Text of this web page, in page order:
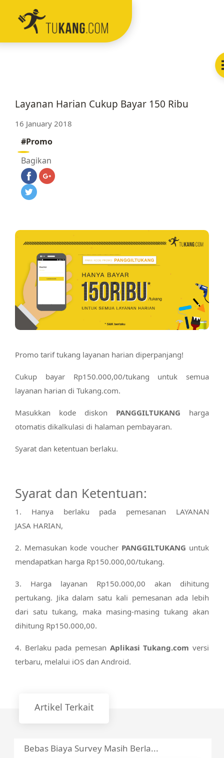
Menu
Testimoni
Blog
Layanan Harian Cukup Bayar 150 Ribu
16 January 2018
#Promo
Bagikan
Promo tarif tukang layanan harian diperpanjang!
Cukup bayar Rp150.000,00/tukang untuk semua
layanan harian di Tukang.com.
Masukkan kode diskon PANGGILTUKANG harga
otomatis dikalkulasi di halaman pembayaran.
Syarat dan ketentuan berlaku.
Syarat dan Ketentuan:
1. Hanya berlaku pada pemesanan LAYANAN
JASA HARIAN,
2. Memasukan kode voucher PANGGILTUKANG untuk
mendapatkan harga Rp150.000,00/tukang.
3. Harga layanan Rp150.000,00 akan dihitung
pertukang. Jika dalam satu kali pemesanan ada lebih
dari satu tukang, maka masing-masing tukang akan
dihitung Rp150.000,00.
4. Berlaku pada pemesan Aplikasi Tukang.com versi
terbaru, melalui iOS dan Android.
Artikel Terkait
Bebas Biaya Survey Masih Berla...